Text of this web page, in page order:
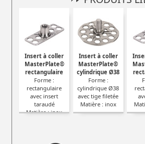
Insert à coller
MasterPlate®
rectangulaire
Forme :
rectangulaire
avec insert
taraudé
Matière : inox
Insert à coller
MasterPlate®
cylindrique Ø38
Forme :
cylindrique Ø38
avec tige filetée
Matière : inox